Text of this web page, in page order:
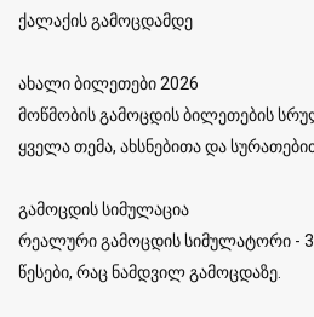
ქალაქის გამოცდამდე
ახალი ბილეთები 2026
მოწმობის გამოცდის ბილეთების
ყველა თემა, ახსნებითა და
გამოცდის სიმულაცია
რეალური გამოცდის სიმულატორი -
წესები, რაც ნამდვილ გამოცდაზე.